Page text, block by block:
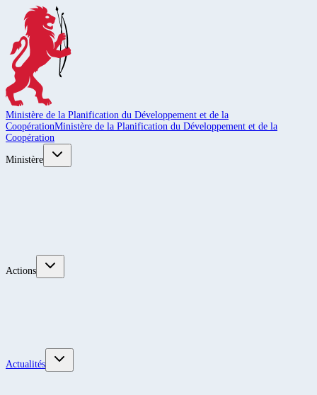
Ministère de la Planification du Développement et de la
CoopérationMinistère de la Planification du Développement et de la
Coopération
Ministère
Actions
Actualités